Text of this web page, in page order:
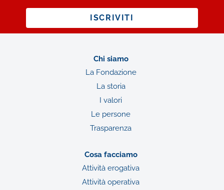
ISCRIVITI
Chi siamo
La Fondazione
La storia
I valori
Le persone
Trasparenza
Cosa facciamo
Attività erogativa
Attività operativa